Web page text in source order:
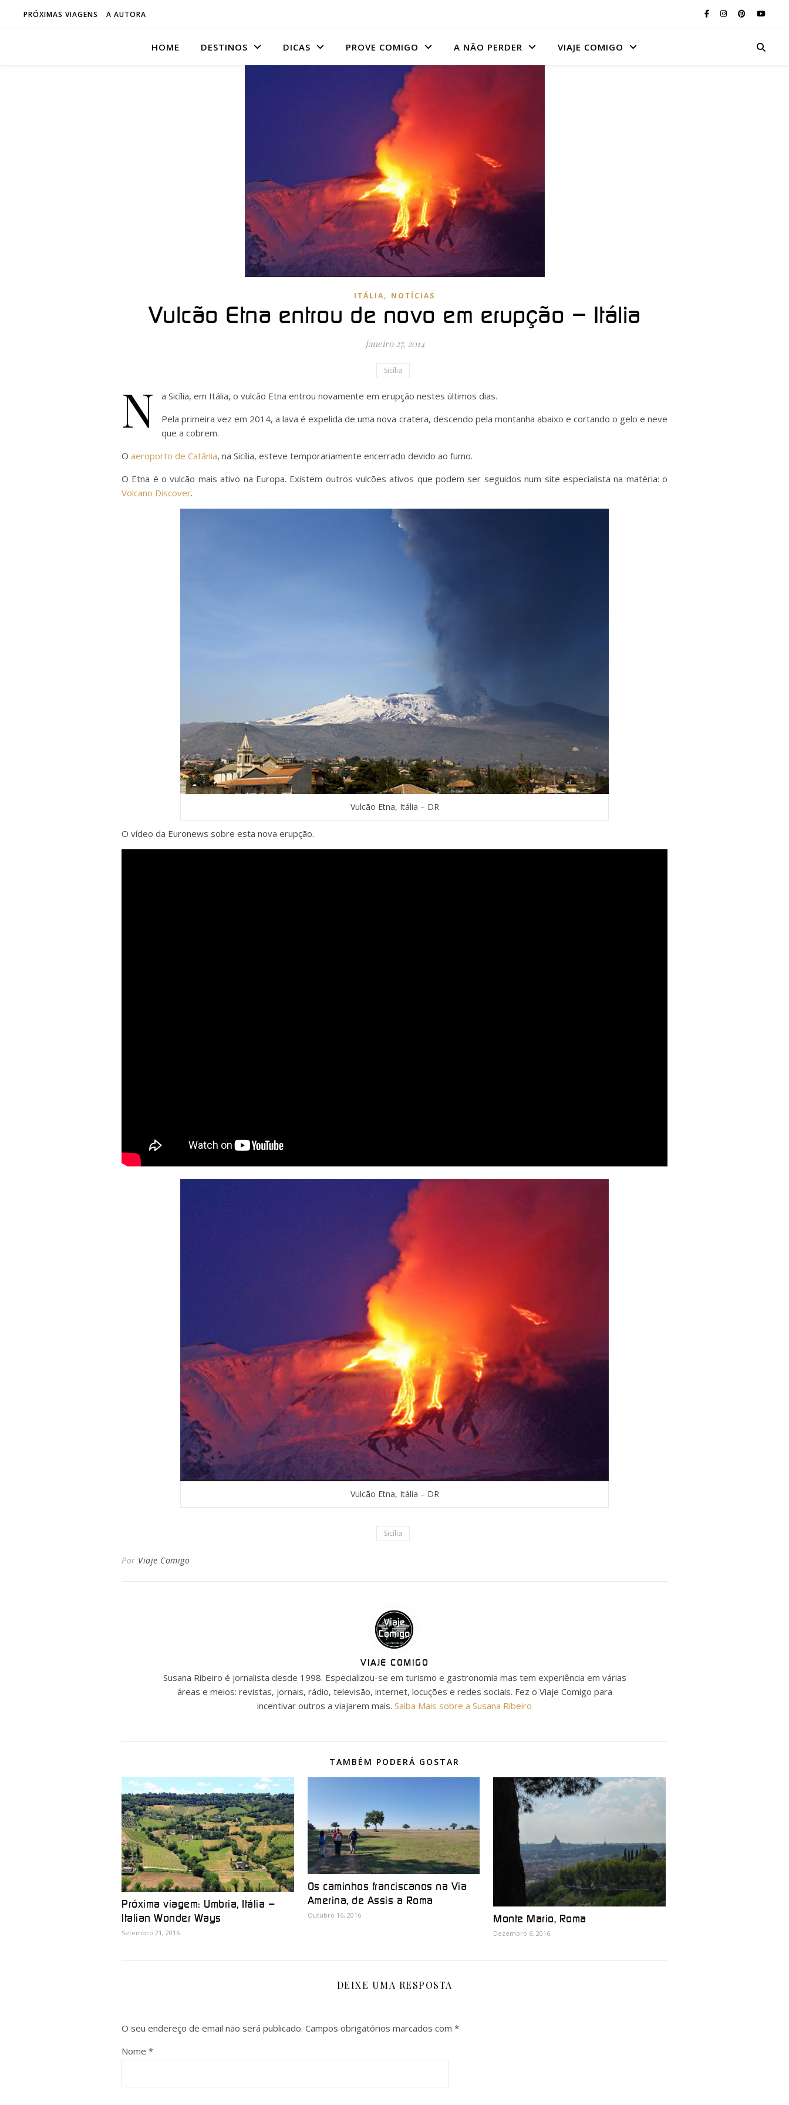
PRÓXIMAS VIAGENS A AUTORA
HOME DESTINOS DICAS PROVE COMIGO A NÃO PERDER VIAJE COMIGO
ITÁLIA, NOTÍCIAS
Vulcão Etna entrou de novo em erupção – Itália
Janeiro 27, 2014
Sicília
N
a Sicília, em Itália, o vulcão Etna entrou novamente em erupção nestes últimos dias.
Pela primeira vez em 2014, a lava é expelida de uma nova cratera, descendo pela montanha abaixo e cortando o gelo e neve
que a cobrem.
O aeroporto de Catânia, na Sicília, esteve temporariamente encerrado devido ao fumo.
O Etna é o vulcão mais ativo na Europa. Existem outros vulcões ativos que podem ser seguidos num site especialista na matéria: o
Volcano Discover.
Vulcão Etna, Itália – DR
O vídeo da Euronews sobre esta nova erupção.
Vulcão Etna, Itália – DR
Sicília
Por Viaje Comigo
VIAJE COMIGO
Susana Ribeiro é jornalista desde 1998. Especializou-se em turismo e gastronomia mas tem experiência em várias
áreas e meios: revistas, jornais, rádio, televisão, internet, locuções e redes sociais. Fez o Viaje Comigo para
incentivar outros a viajarem mais. Saiba Mais sobre a Susana Ribeiro
TAMBÉM PODERÁ GOSTAR
Próxima viagem: Umbria, Itália –
Italian Wonder Ways
Setembro 21, 2016
Os caminhos franciscanos na Via
Amerina, de Assis a Roma
Outubro 16, 2016 Monte Mario, Roma
Dezembro 6, 2016
DEIXE UMA RESPOSTA
O seu endereço de email não será publicado. Campos obrigatórios marcados com *
Nome *